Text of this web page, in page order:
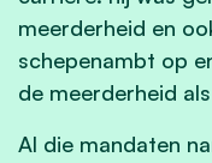
meerderheid en
schepenambt op
de meerderheid
Al die mandaten